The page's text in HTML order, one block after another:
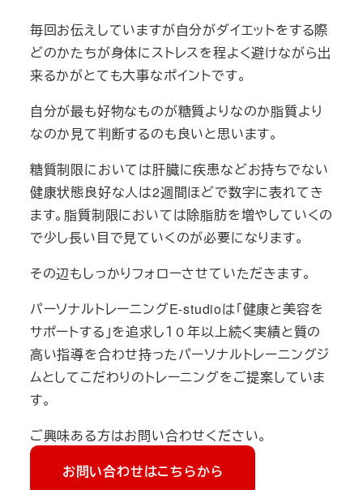
毎回お伝えしていますが自分がダイエットをする際
どのかたちが身体にストレスを程よく避けながら出
来るかがとても大事なポイントです。
自分が最も好物なものが糖質よりなのか脂質より
なのか見て判断するのも良いと思います。
糖質制限においては肝臓に疾患などお持ちでない
健康状態良好な人は2週間ほどで数字に表れてき
ます。脂質制限においては除脂肪を増やしていくの
で少し長い目で見ていくのが必要になります。
その辺もしっかりフォローさせていただきます。
パーソナルトレーニングE-studioは「健康と美容を
サポートする」を追求し１０年以上続く実績と質の
高い指導を合わせ持ったパーソナルトレーニングジ
ムとしてこだわりのトレーニングをご提案していま
す。
ご興味ある方はお問い合わせください。
お問い合わせはこちらから